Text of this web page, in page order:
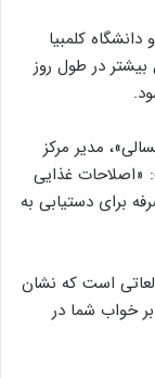
کلمبیا
در طول روز
مدیر مرکز
«اصلاحات غذایی
برای دستیابی به
است که نشان
خواب شما در